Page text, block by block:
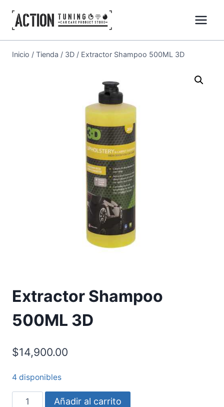
Inicio / Tienda / 3D / Extractor Shampoo 500ML 3D
Extractor Shampoo
500ML 3D
$14,900.00
4 disponibles
Añadir al carrito